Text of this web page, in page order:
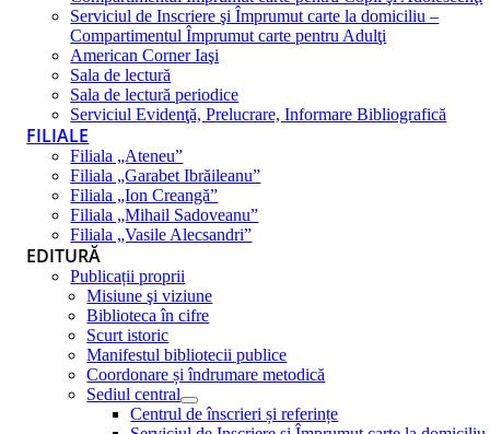
Serviciul de Inscriere şi Împrumut carte la domiciliu –
Compartimentul Împrumut carte pentru Adulţi
American Corner Iaşi
Sala de lectură
Sala de lectură periodice
Serviciul Evidenţă, Prelucrare, Informare Bibliografică
FILIALE
Filiala „Ateneu”
Filiala „Garabet Ibrăileanu”
Filiala „Ion Creangă”
Filiala „Mihail Sadoveanu”
Filiala „Vasile Alecsandri”
EDITURĂ
Publicații proprii
Misiune şi viziune
Biblioteca în cifre
Scurt istoric
Manifestul bibliotecii publice
Coordonare și îndrumare metodică
Sediul central
Centrul de înscrieri și referințe